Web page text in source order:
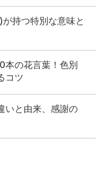
が持つ特別な意味と
本の花言葉！色別
コツ
いと由来、感謝の